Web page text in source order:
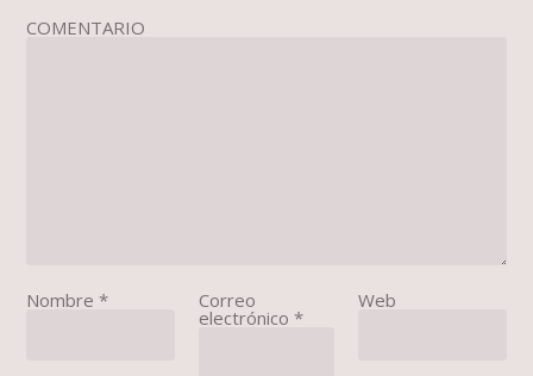
COMENTARIO
Nombre* Correo
electrónico *
Web